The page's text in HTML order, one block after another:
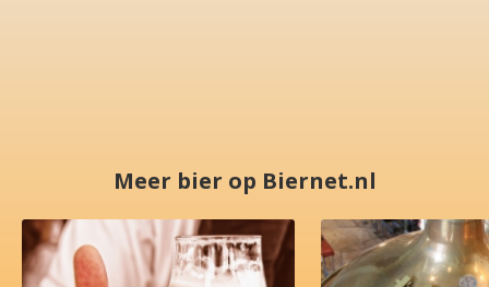
Meer bier op Biernet.nl